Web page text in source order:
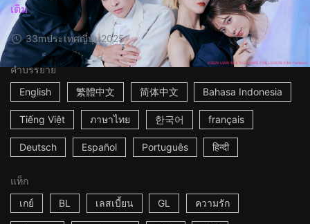
เติม
33mประเทศญี่ปุ่น2025
คำบรรยาย
English
繁體中文 简体中文 Bahasa Indonesia
Tiếng Việt ภาษาไทย 한국어 français
Deutsch Español Português हिन्दी
แท็ก
เกย์
BL เลสเบี้ยน GL ความรัก